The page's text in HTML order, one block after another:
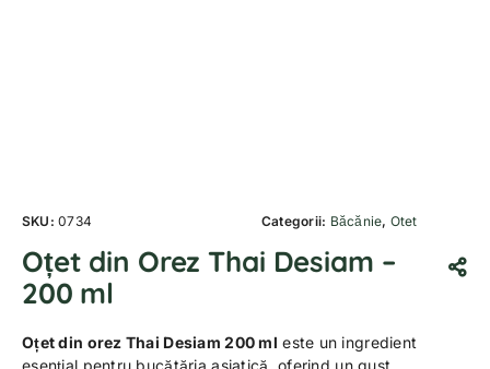
SKU:0734 Categorii: Băcănie, Otet
Oțet din Orez Thai Desiam –
200 ml
Oțet din orez Thai Desiam 200 ml este un ingredient
esențial pentru bucătăria asiatică, oferind un gust